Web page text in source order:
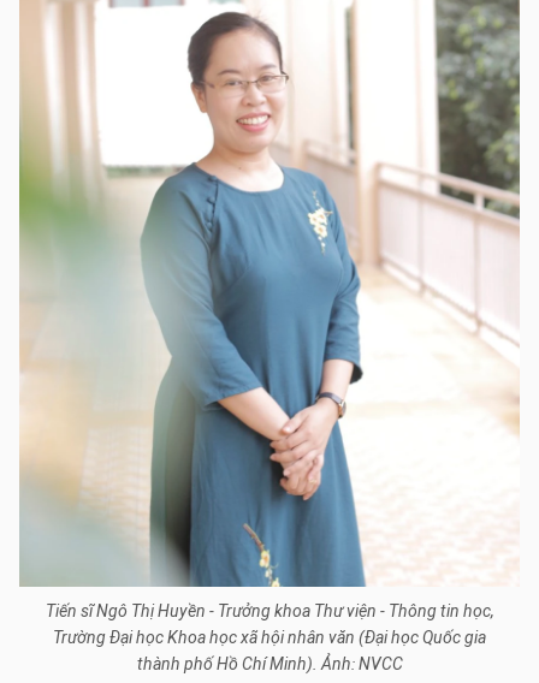
Tiến sĩ Ngô Thị Huyền - Trưởng khoa Thư viện - Thông tin học,
Trường Đại học Khoa học xã hội nhân văn (Đại học Quốc gia
thành phố Hồ Chí Minh). Ảnh: NVCC